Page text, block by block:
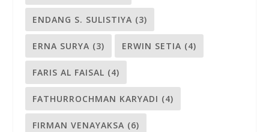
ENDANG S. SULISTIYA (3)
ERNA SURYA (3) ERWIN SETIA (4)
FARIS AL FAISAL (4)
FATHURROCHMAN KARYADI (4)
FIRMAN VENAYAKSA (6)